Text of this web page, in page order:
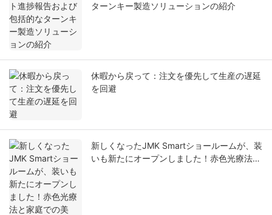
ターンキー製造ソリューションの紹介
休暇から戻って：注文を優先して生産の遅延
を回避
新しくなったJMK Smartショールームが、装
いも新たにオープンしました！赤色光療法と